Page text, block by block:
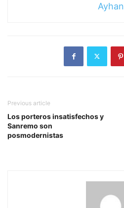
Ayhan
Previous article
Los porteros insatisfechos y
Sanremo son
posmodernistas